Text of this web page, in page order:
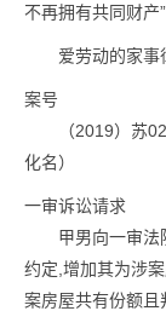
不再拥有共同财产
爱劳动的家事
案号
（2019）苏
化名）
一审诉讼请求
甲男向一审
约定,增加其为涉
案房屋共有份额且